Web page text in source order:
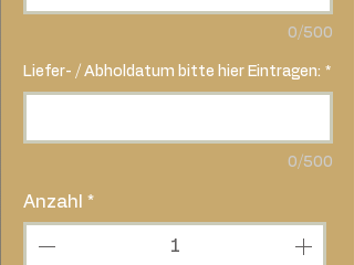
0/500
Liefer- / Abholdatum bitte hier Eintragen: *
0/500
Anzahl *